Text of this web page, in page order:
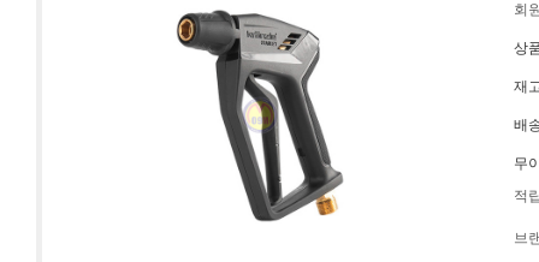
회
상
재
배
무
적
브